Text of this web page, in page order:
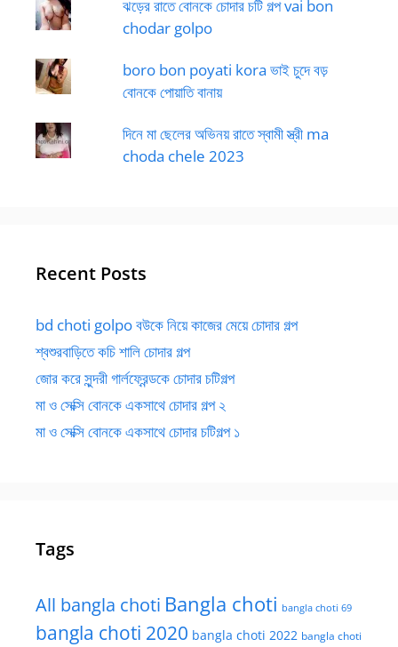
ঝড়ের রাতে বোনকে চোদার চটি গল্প vai bon
chodar golpo
boro bon poyati kora ভাই চুদে বড়
বোনকে পোয়াতি বানায়
দিনে মা ছেলের অভিনয় রাতে স্বামী স্ত্রী ma
choda chele 2023
Recent Posts
bd choti golpo বউকে নিয়ে কাজের মেয়ে চোদার গল্প
শ্বশুরবাড়িতে কচি শালি চোদার গল্প
জোর করে সুন্দরী গার্লফ্রেন্ডকে চোদার চটিগল্প
মা ও সেক্সি বোনকে একসাথে চোদার গল্প ২
মা ও সেক্সি বোনকে একসাথে চোদার চটিগল্প ১
Tags
All bangla choti Bangla choti bangla choti 69
bangla choti 2020 bangla choti 2022 bangla choti